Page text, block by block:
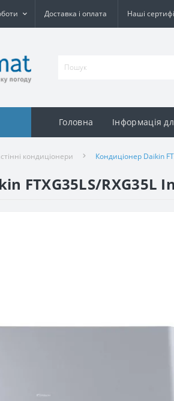
Доставка і оплата Наші
Головна Інформація
кондиціонери Кондиціонер Daikin
FTXG35LS/RXG35L